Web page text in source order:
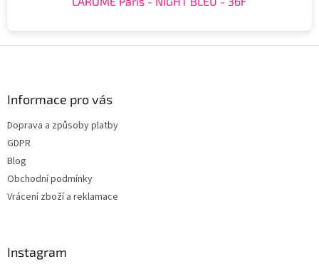
Informace pro vás
Doprava a způsoby platby
GDPR
Blog
Obchodní podmínky
Vrácení zboží a reklamace
Instagram